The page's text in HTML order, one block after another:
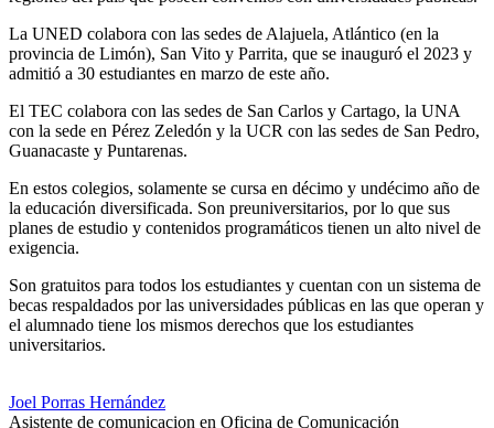
La UNED colabora con las sedes de Alajuela, Atlántico (en la
provincia de Limón), San Vito y Parrita, que se inauguró el 2023 y
admitió a 30 estudiantes en marzo de este año.
El TEC colabora con las sedes de San Carlos y Cartago, la UNA
con la sede en Pérez Zeledón y la UCR con las sedes de San Pedro,
Guanacaste y Puntarenas.
En estos colegios, solamente se cursa en décimo y undécimo año de
la educación diversificada. Son preuniversitarios, por lo que sus
planes de estudio y contenidos programáticos tienen un alto nivel de
exigencia.
Son gratuitos para todos los estudiantes y cuentan con un sistema de
becas respaldados por las universidades públicas en las que operan y
el alumnado tiene los mismos derechos que los estudiantes
universitarios.
Joel Porras Hernández
Asistente de comunicacion en Oficina de Comunicación